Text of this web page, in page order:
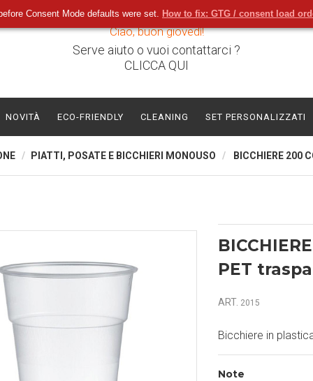
Consent Mode defaults were set. How to fix: GTG / consent load
Ciao, buon giovedì!
Serve aiuto o vuoi contattarci ?
CLICCA QUI
NOVITÀ ECO-FRIENDLY CLEANING SET PERSONALIZZATI
PIATTI, POSATE E BICCHIERI MONOUSO BICCHIERE 200
PET
ART. 2015
Bicchiere in
Note